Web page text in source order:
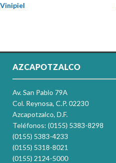
Vinipiel
AZCAPOTZALCO
Av. San Pablo 79A
Col. Reynosa, C.P. 02230
Azcapotzalco, D.F.
Teléfonos: (0155) 5383-8298
(0155) 5383-4233
(0155) 5318-8021
(0155) 2124-5000